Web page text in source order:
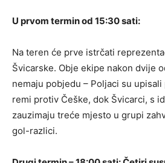
U prvom termin od 15:30 sati:
Na teren će prve istrčati
Švicarske. Obje ekipe nakon dvije
nemaju pobjedu – Poljaci su
remi protiv Češke, dok Švicarci, s
zauzimaju treće mjesto u grupi
gol-razlici.